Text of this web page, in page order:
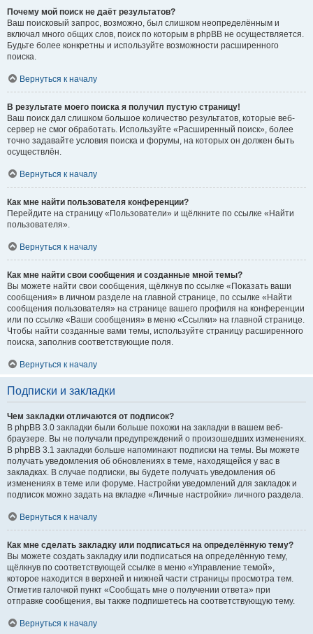
Почему мой поиск не даёт результатов?
Ваш поисковый запрос, возможно, был слишком неопределённым и
включал много общих слов, поиск по которым в phpBB не осуществляется.
Будьте более конкретны и используйте возможности расширенного
поиска.
Вернуться к началу
В результате моего поиска я получил пустую страницу!
Ваш поиск дал слишком большое количество результатов, которые веб-
сервер не смог обработать. Используйте «Расширенный поиск», более
точно задавайте условия поиска и форумы, на которых он должен быть
осуществлён.
Вернуться к началу
Как мне найти пользователя конференции?
Перейдите на страницу «Пользователи» и щёлкните по ссылке «Найти
пользователя».
Вернуться к началу
Как мне найти свои сообщения и созданные мной темы?
Вы можете найти свои сообщения, щёлкнув по ссылке «Показать ваши
сообщения» в личном разделе на главной странице, по ссылке «Найти
сообщения пользователя» на странице вашего профиля на конференции
или по ссылке «Ваши сообщения» в меню «Ссылки» на главной странице.
Чтобы найти созданные вами темы, используйте страницу расширенного
поиска, заполнив соответствующие поля.
Вернуться к началу
Подписки и закладки
Чем закладки отличаются от подписок?
В phpBB 3.0 закладки были больше похожи на закладки в вашем веб-
браузере. Вы не получали предупреждений о произошедших изменениях.
В phpBB 3.1 закладки больше напоминают подписки на темы. Вы можете
получать уведомления об обновлениях в теме, находящейся у вас в
закладках. В случае подписки, вы будете получать уведомления об
изменениях в теме или форуме. Настройки уведомлений для закладок и
подписок можно задать на вкладке «Личные настройки» личного раздела.
Вернуться к началу
Как мне сделать закладку или подписаться на определённую тему?
Вы можете создать закладку или подписаться на определённую тему,
щёлкнув по соответствующей ссылке в меню «Управление темой»,
которое находится в верхней и нижней части страницы просмотра тем.
Отметив галочкой пункт «Сообщать мне о получении ответа» при
отправке сообщения, вы также подпишетесь на соответствующую тему.
Вернуться к началу